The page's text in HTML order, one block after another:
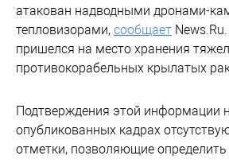
атакован надводными дронами-
тепловизорами, сообщает
пришелся на место хранения
противокорабельных крылатых
Подтверждения этой информации
опубликованных кадрах
отметки, позволяющие определить